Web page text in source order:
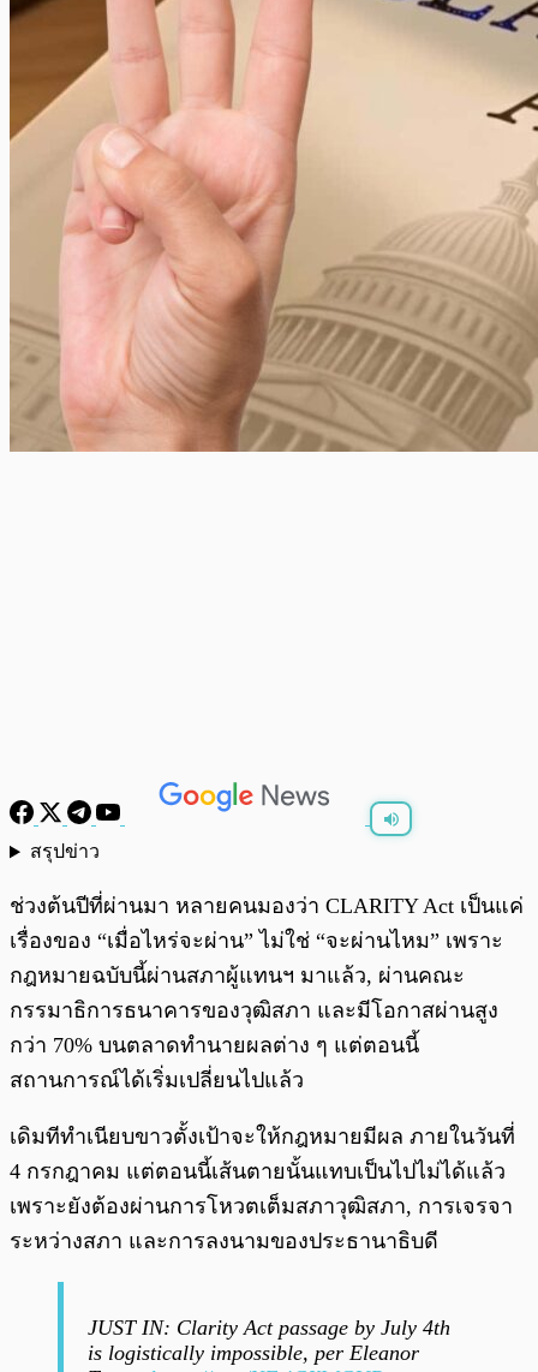
สรุปข่าว
ช่วงต้นปีที่ผ่านมา หลายคนมองว่า CLARITY Act เป็นแค่
เรื่องของ “เมื่อไหร่จะผ่าน” ไม่ใช่ “จะผ่านไหม” เพราะ
กฎหมายฉบับนี้ผ่านสภาผู้แทนฯ มาแล้ว, ผ่านคณะ
กรรมาธิการธนาคารของวุฒิสภา และมีโอกาสผ่านสูง
กว่า 70% บนตลาดทำนายผลต่าง ๆ แต่ตอนนี้
สถานการณ์ได้เริ่มเปลี่ยนไปแล้ว
เดิมทีทำเนียบขาวตั้งเป้าจะให้กฎหมายมีผล ภายในวันที่
4 กรกฎาคม แต่ตอนนี้เส้นตายนั้นแทบเป็นไปไม่ได้แล้ว
เพราะยังต้องผ่านการโหวตเต็มสภาวุฒิสภา, การเจรจา
ระหว่างสภา และการลงนามของประธานาธิบดี
JUST IN: Clarity Act passage by July 4th
is logistically impossible, per Eleanor